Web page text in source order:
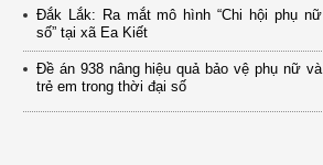
Đắk Lắk: Ra mắt mô hình “Chi hội phụ nữ
số” tại xã Ea Kiết
Đề án 938 nâng hiệu quả bảo vệ phụ nữ và
trẻ em trong thời đại số